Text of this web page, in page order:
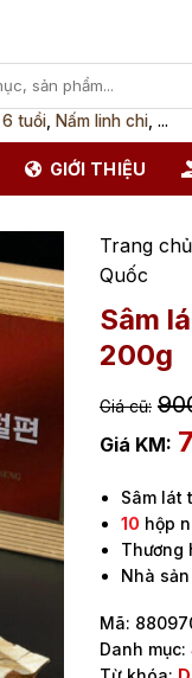
6 tuổi Nấm linh chi , ...
GIỚI THIỆU
Trang chủ
Quốc
Sâm
200g
Sâm lát
10 hộp
Thương
Nhà
Mã:
Danh mục: